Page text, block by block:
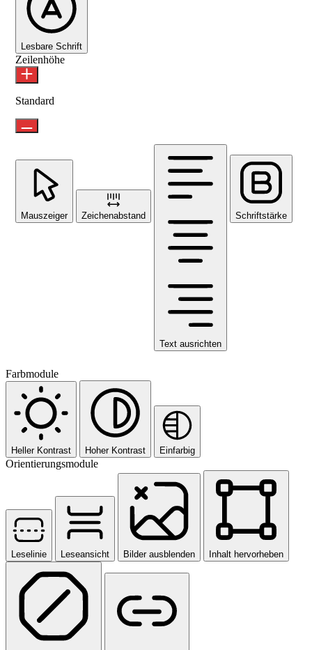
Lesbare Schrift
Zeilenhöhe
Standard
Mauszeiger Zeichenabstand
Text ausrichten
Schriftstärke
Farbmodule
Heller Kontrast Hoher Kontrast Einfarbig
Orientierungsmodule
Leselinie Leseansicht Bilder ausblenden Inhalt hervorheben